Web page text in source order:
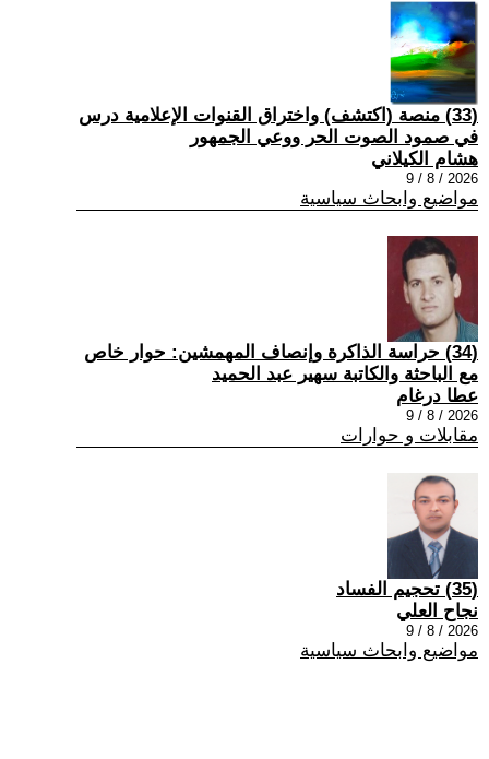
(33) منصة (اكتشف) واختراق القنوات الإعلامية درس
في صمود الصوت الحر ووعي الجمهور
هشام الكيلاني
2026 / 8 / 9
مواضيع وابحاث سياسية
(34) حراسة الذاكرة وإنصاف المهمشين: حوار خاص
مع الباحثة والكاتبة سهير عبد الحميد
عطا درغام
2026 / 8 / 9
مقابلات و حوارات
(35) تحجيم الفساد
نجاح العلي
2026 / 8 / 9
مواضيع وابحاث سياسية